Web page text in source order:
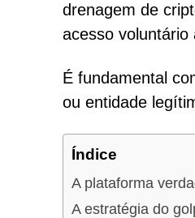
drenagem de
acesso voluntário
É fundamental
ou entidade
Índice
A plataforma
A estratégia do